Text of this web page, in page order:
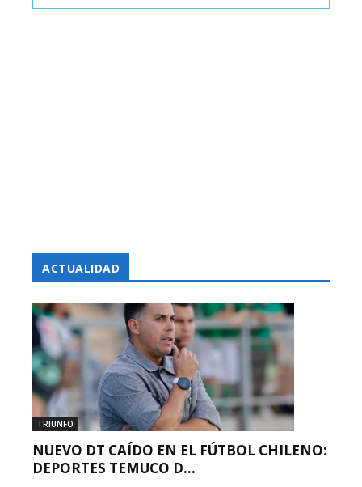
ACTUALIDAD
TRIUNFO
NUEVO DT CAÍDO EN EL FÚTBOL CHILENO:
DEPORTES TEMUCO D...